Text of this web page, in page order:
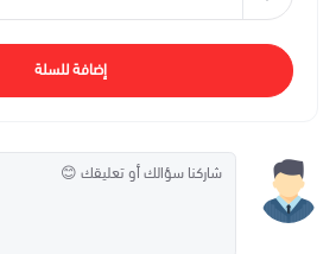
إضافة للسلة